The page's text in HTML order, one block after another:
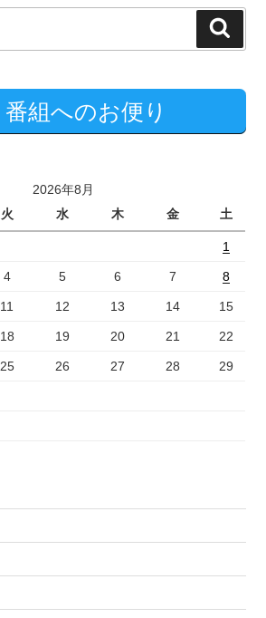
索
番組へのお便り
2026年8月
火 水 木 金 土
1
4 5 6 7 8
11 12 13 14 15
18 19 20 21 22
25 26 27 28 29